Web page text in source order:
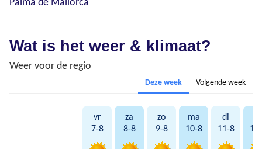
Palma de Mallorca
Wat is het weer & klimaat?
Weer voor de regio
Deze week Volgende week
vr
7-8
za
8-8
zo
9-8
ma
10-8
di
11-8